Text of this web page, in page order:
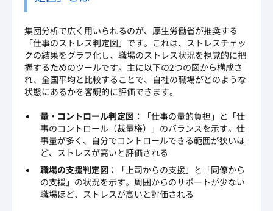
集団分析で広く用いられるのが、厚生労働省が推奨する
「仕事のストレス判定図」です。これは、ストレスチェッ
クの結果をグラフ化し、職場のストレス状況を視覚的に把
握するためのツールです。主に以下の2つの図から構成さ
れ、全国平均と比較することで、自社の職場がどのような
状態にあるかを客観的に評価できます。
量・コントロール判定図 ：「仕事の量的負担」と「仕
事のコントロール（裁量権）」のバランスを示す。仕
事量が多く、自分でコントロールできる範囲が狭いほ
ど、ストレスが高いと評価される
職場の支援判定図 ：「上司からの支援」と「同僚から
の支援」の状況を示す。周囲からのサポートが少ない
職場ほど、ストレスが高いと評価される